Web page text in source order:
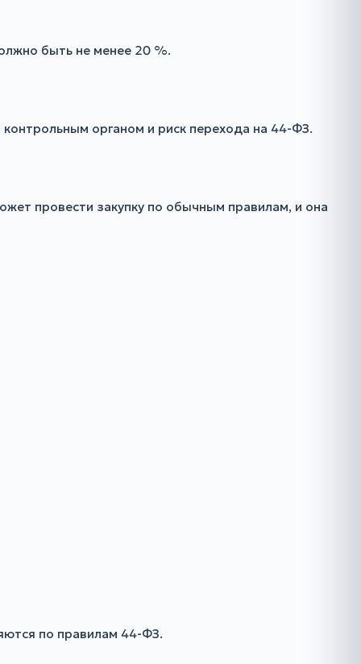
быть не менее 20 %.
органом и риск перехода на 44-ФЗ.
провести закупку по обычным правилам, и она
по правилам 44-ФЗ.